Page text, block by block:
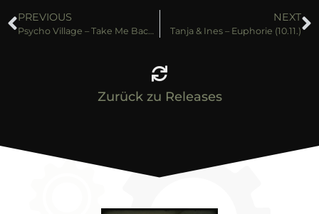
PREVIOUS
Psycho Village – Take Me Back (10.11.)
NEXT
Tanja & Ines – Euphorie (10.11.)
Zurück zu Releases